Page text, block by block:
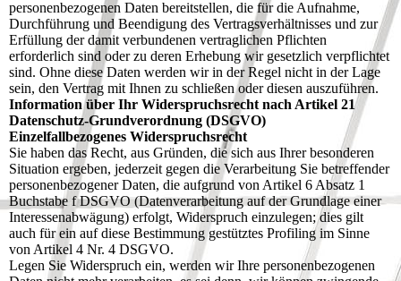
personenbezogenen Daten bereitstellen, die für die Aufnahme,
Durchführung und Beendigung des Vertragsverhältnisses und zur
Erfüllung der damit verbundenen vertraglichen Pflichten
erforderlich sind oder zu deren Erhebung wir gesetzlich verpflichtet
sind. Ohne diese Daten werden wir in der Regel nicht in der Lage
sein, den Vertrag mit Ihnen zu schließen oder diesen auszuführen.
Information über Ihr Widerspruchsrecht nach Artikel 21
Datenschutz-Grundverordnung (DSGVO)
Einzelfallbezogenes Widerspruchsrecht
Sie haben das Recht, aus Gründen, die sich aus Ihrer besonderen
Situation ergeben, jederzeit gegen die Verarbeitung Sie betreffender
personenbezogener Daten, die aufgrund von Artikel 6 Absatz 1
Buchstabe f DSGVO (Datenverarbeitung auf der Grundlage einer
Interessenabwägung) erfolgt, Widerspruch einzulegen; dies gilt
auch für ein auf diese Bestimmung gestütztes Profiling im Sinne
von Artikel 4 Nr. 4 DSGVO.
Legen Sie Widerspruch ein, werden wir Ihre personenbezogenen